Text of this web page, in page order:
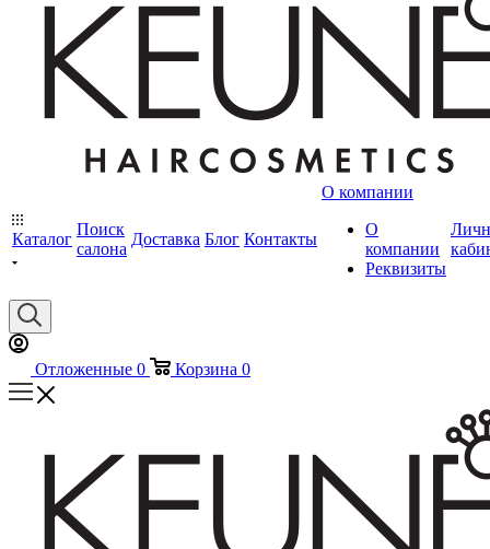
Каталог
Поиск
салона
Доставка Блог Контакты
О компании
О
компании
Реквизиты
Отложенные 0 Корзина 0